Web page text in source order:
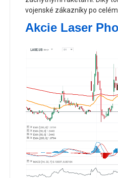
vojenské zákazníky po
Akcie Laser